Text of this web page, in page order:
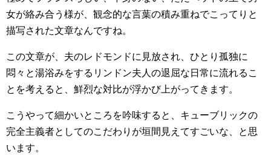
女が絡み合う様が、観念的な言葉の積み重ねでこってりと
描写された文章なんですね。
この文章が、夫のレドモンドに見放され、ひとり孤独に
悶々と湯浴みをするリンドン夫人の退屈な日常に流れるこ
とを考えると、鮮烈な対比が浮かび上がってきます。
こうやって細かいところを吟味すると、キューブリックの
完全主義者としてのこだわりが垣間見えてすごいな、と思
います。